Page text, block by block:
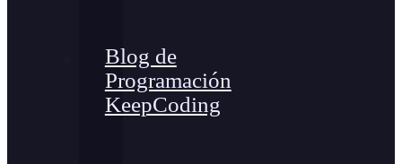
Blog de
Programación
KeepCoding